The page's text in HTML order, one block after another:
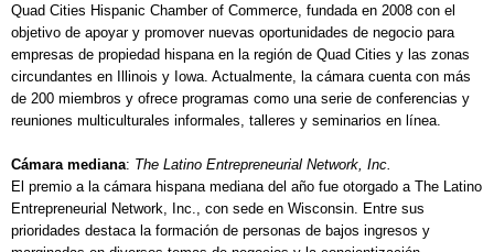
Quad Cities Hispanic Chamber of Commerce, fundada en 2008 con el
objetivo de apoyar y promover nuevas oportunidades de negocio para
empresas de propiedad hispana en la región de Quad Cities y las zonas
circundantes en Illinois y Iowa. Actualmente, la cámara cuenta con más
de 200 miembros y ofrece programas como una serie de conferencias y
reuniones multiculturales informales, talleres y seminarios en línea.
Cámara mediana: The Latino Entrepreneurial Network, Inc.
El premio a la cámara hispana mediana del año fue otorgado a The Latino
Entrepreneurial Network, Inc., con sede en Wisconsin. Entre sus
prioridades destaca la formación de personas de bajos ingresos y